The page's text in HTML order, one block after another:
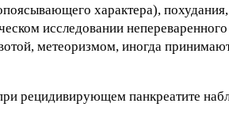
характера),
исследовании
метеоризмом, иногда
рецидивирующем панкреатите